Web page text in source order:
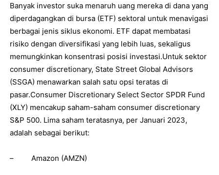
Banyak investor suka menaruh uang mereka di dana yang
diperdagangkan di bursa (ETF) sektoral untuk menavigasi
berbagai jenis siklus ekonomi. ETF dapat membatasi
risiko dengan diversifikasi yang lebih luas, sekaligus
memungkinkan konsentrasi posisi investasi.Untuk sektor
consumer discretionary, State Street Global Advisors
(SSGA) menawarkan salah satu opsi teratas di
pasar.Consumer Discretionary Select Sector SPDR Fund
(XLY) mencakup saham-saham consumer discretionary
S&P 500. Lima saham teratasnya, per Januari 2023,
adalah sebagai berikut:
– Amazon (AMZN)